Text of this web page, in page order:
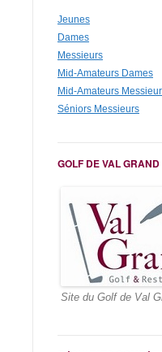
Il est demandé aux
matchs, de ne faire
participé à un
(afin d’éviter tout
feuille de matchs à
Jeunes
Dames
Messieurs
Mid-Amateurs Dames
Mid-Amateurs
Séniors Messieurs
GOLF DE VAL GRAND
Site du Golf de Val